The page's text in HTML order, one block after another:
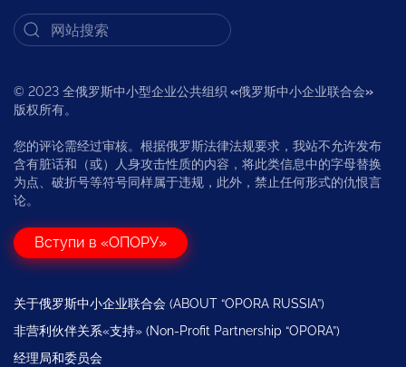
© 2023 全俄罗斯中小型企业公共组织 «俄罗斯中小企业联合会»
版权所有。
您的评论需经过审核。根据俄罗斯法律法规要求，我站不允许发布
含有脏话和（或）人身攻击性质的内容，将此类信息中的字母替换
为点、破折号等符号同样属于违规，此外，禁止任何形式的仇恨言
论。
Вступи в «ОПОРУ»
关于俄罗斯中小企业联合会 (ABOUT “OPORA RUSSIA”)
非营利伙伴关系«支持» (Non-Profit Partnership “OPORA”)
经理局和委员会